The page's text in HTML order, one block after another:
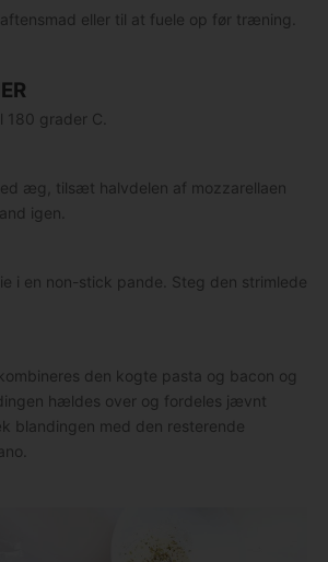
eller til at fuele op før træning.
180 grader C.
æg, tilsæt halvdelen af mozzarellaen
igen.
i en non-stick pande. Steg den strimlede
den kogte pasta og bacon og
hældes over og fordeles jævnt
blandingen med den resterende